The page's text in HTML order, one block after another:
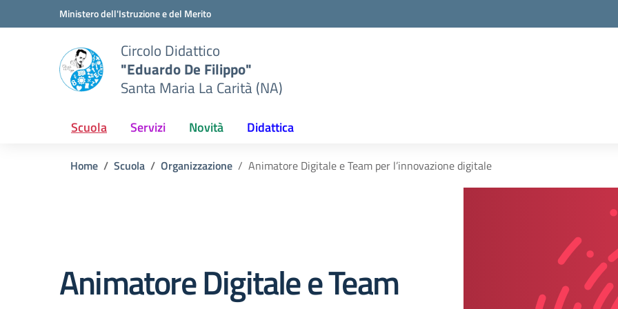
Vai ai contenuti
Vai al menu di navigazioneMinistero dell'Istruzione e del Merito
Circolo Didattico
"Eduardo De Filippo"
Santa Maria La Carità (NA)
Scuola Servizi Novità Didattica
Home Scuola Organizzazione Animatore Digitale e Team per l’innovazione digitale
Animatore Digitale e Team